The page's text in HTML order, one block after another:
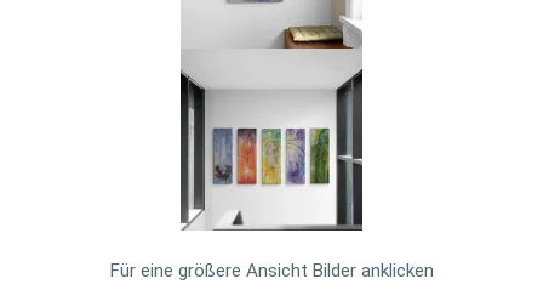
Für eine größere Ansicht Bilder anklicken